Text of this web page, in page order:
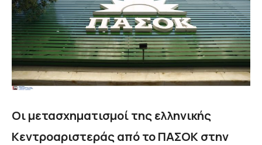
Οι μετασχηματισμοί της ελληνικής
Κεντροαριστεράς από το ΠΑΣΟΚ στην